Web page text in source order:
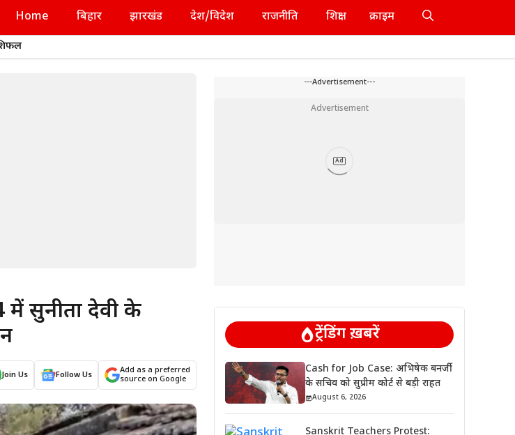
Home बिहार झारखंड देश/विदेश राजनीति शिक्षा क्राइम
सुनीता देवी के
Join Us Follow Us
Add as a preferred
source on Google
---Advertisement---
Advertisement
Ad
ट्रेंडिंग ख़बरें
Cash for Job Case: अभिषेक बनर्जी
के सचिव को सुप्रीम कोर्ट से बड़ी राहत
August 6, 2026
Sanskrit Teachers Protest: